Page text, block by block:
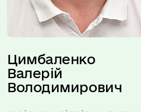
Цимбаленко
Валерій
Володимирович